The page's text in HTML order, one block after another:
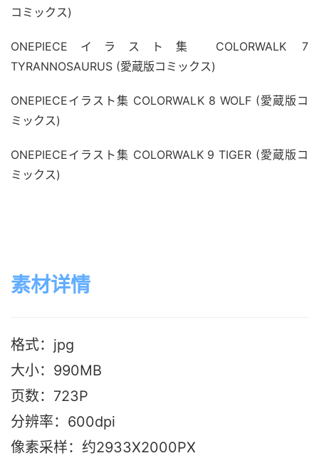
コミックス)
ONEPIECEイラスト集 COLORWALK 7
TYRANNOSAURUS (愛蔵版コミックス)
ONEPIECEイラスト集 COLORWALK 8 WOLF (愛蔵版コ
ミックス)
ONEPIECEイラスト集 COLORWALK 9 TIGER (愛蔵版コ
ミックス)
素材详情
格式：jpg
大小：990MB
页数：723P
分辨率：600dpi
像素采样：约2933X2000PX